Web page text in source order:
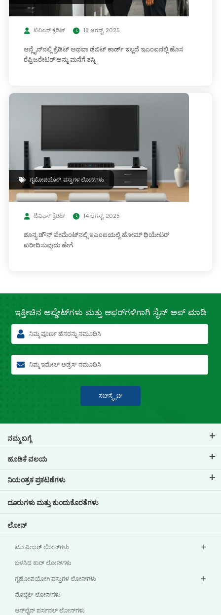
ಟಿವಿಎಸ್ ಕ್ರೆಡಿಟ್ 18 ಆಗಸ್ಟ್, 2025
ಆನ್ಲೈನ್‌ನಲ್ಲಿ ಕ್ರೆಡಿಟ್ ಅಥವಾ ಡೆಬಿಟ್ ಕಾರ್ಡ್ ಇಲ್ಲದೆ ಇಎಂಐನಲ್ಲಿ ಹೊಸ
ರೆಫ್ರಿಜರೇಟರ್ ಅನ್ನು ಮನೆಗೆ ತನ್ನಿ
ಗೃಹೋಪಯೋಗಿ ವಸ್ತುಗಳ ಲೋನ್‌ಗಳು
ಟಿವಿಎಸ್ ಕ್ರೆಡಿಟ್ 14 ಆಗಸ್ಟ್, 2025
ಶೂನ್ಯ ಡೌನ್ ಪೇಮೆಂಟ್‌ನಲ್ಲಿ ಇಎಂಐಯಲ್ಲಿ ಹೋಮ್ ಥಿಯೇಟರ್
ಖರೀದಿಸುವುದು ಹೇಗೆ
ಇತ್ತೀಚಿನ ಅಪ್ಡೇಟ್‌ಗಳು ಮತ್ತು ಆಫರ್‌ಗಳಿಗಾಗಿ ಸೈನ್ ಅಪ್ ಮಾಡಿ
ಸಬ್‍ಸ್ಕ್ರೈಬ್
ನಮ್ಮ ಬಗ್ಗೆ
ಟಿವಿಎಸ್ ಕ್ರೆಡಿಟ್ ಬಗ್ಗೆ
ನಮ್ಮ ಬ್ರ್ಯಾಂಡ್ ಬಗ್ಗೆ ತಿಳಿಯಿರಿ
ಪ್ರಮುಖ ಪ್ರೊಫೈಲ್‌ಗಳು
ಹೂಡಿಕೆ ವಲಯ
ಕಾರ್ಪೋರೇಟ್ ಆಡಳಿತ
ಹೂಡಿಕೆದಾರರ ಮಾಹಿತಿ
ನಿಯಂತ್ರಕ ಪ್ರಕಟಣೆಗಳು
ಪಾಲಿಸಿಗಳು
ಇತರ ಪ್ರಕಟಣೆಗಳು
ದೂರುಗಳು ಮತ್ತು ಕುಂದುಕೊರತೆಗಳು
ಲೋನ್‌
ಟೂ ವೀಲರ್ ಲೋನ್‌ಗಳು
ಬಳಸಿದ ಕಾರ್ ಲೋನ್‌ಗಳು
ಗೃಹೋಪಯೋಗಿ ವಸ್ತುಗಳ ಲೋನ್‌ಗಳು
ಮೊಬೈಲ್ ಲೋನ್‌ಗಳು
ಆನ್‌ಲೈನ್ ಪರ್ಸನಲ್ ಲೋನ್‌ಗಳು